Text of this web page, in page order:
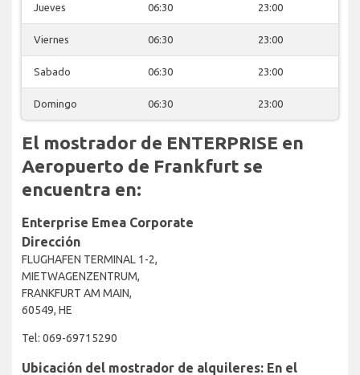
Jueves 06:30 23:00
Viernes 06:30 23:00
Sabado 06:30 23:00
Domingo 06:30 23:00
El mostrador de ENTERPRISE en
Aeropuerto de Frankfurt se
encuentra en:
Enterprise Emea Corporate
Dirección
FLUGHAFEN TERMINAL 1-2,
MIETWAGENZENTRUM,
FRANKFURT AM MAIN,
60549, HE
Tel: 069-69715290
Ubicación del mostrador de alquileres: En el